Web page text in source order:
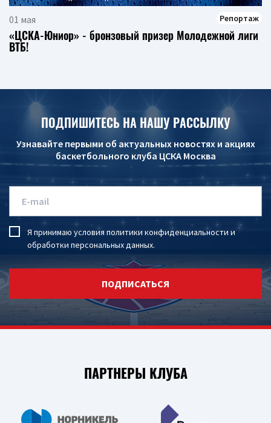
01 мая Репортаж
«ЦСКА-Юниор» - бронзовый призер Молодежной лиги
ВТБ!
ПОДПИШИТЕСЬ НА НАШУ РАССЫЛКУ
Узнавайте первыми об актуальных новостях и акциях
баскетбольного клуба ЦСКА Москва
Я принимаю условия политики конфиденциальности и
обработки персональных данных.
ПОДПИСАТЬСЯ
ПАРТНЕРЫ КЛУБА